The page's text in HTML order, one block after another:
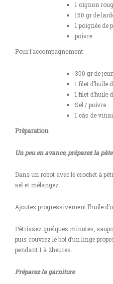
1 oignon
150 gr de
1 poignée de
poivre
Pour l’accompagnement
300 gr de
1 filet d’huile
1 filet d’huile
Sel / poivre
1 càs de
Préparation
Un peu en avance, préparez la
Dans un robot avec le crochet à
sel et mélangez.
Ajoutez progressivement l’huile
Pétrissez quelques minutes,
puis couvrez le bol d’un linge
pendant 1 à 2heures.
Préparez la garniture